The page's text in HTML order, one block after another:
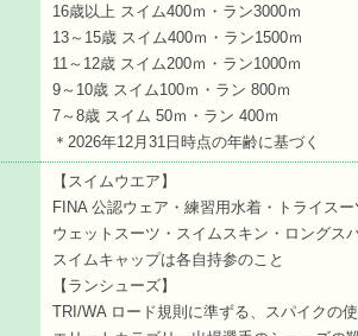
16歳以上 スイム400ｍ・ラン3000ｍ
13～15歳 スイム400ｍ・ラン1500ｍ
11～12歳 スイム200ｍ・ラン1000ｍ
9～10歳 スイム100ｍ・ラン 800ｍ
7～8歳 スイム 50ｍ・ラン 400ｍ
＊2026年12月31日時点の年齢に基づく
【スイムウエア】
FINA 公認ウェア・練習用水着・トライス
ウェットスーツ・スイムスキン・ロングス
スイムキャップは各自持参のこと
【ランシューズ】
TRI/WA ロード規則に準ずる、スパイクの